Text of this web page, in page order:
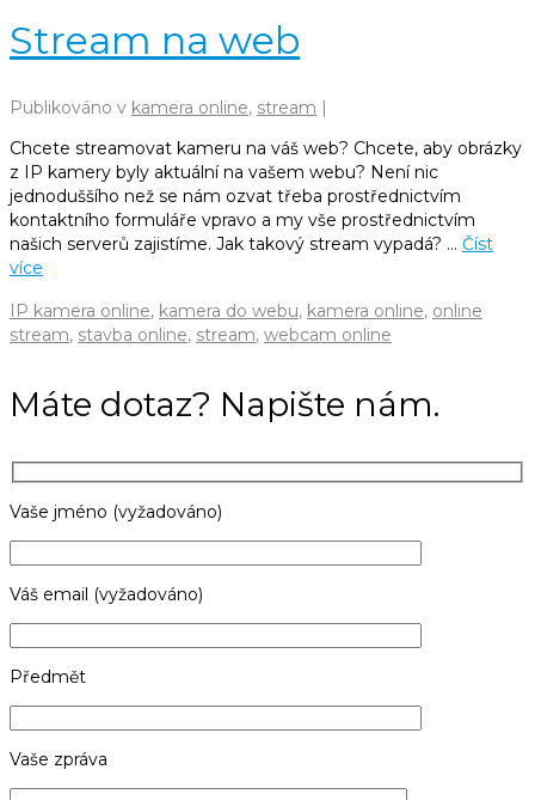
Stream na web
Publikováno v kamera online, stream
Chcete streamovat kameru na váš web? Chcete, aby obrázky
z IP kamery byly aktuální na vašem webu? Není nic
jednoduššího než se nám ozvat třeba prostřednictvím
kontaktního formuláře vpravo a my vše prostřednictvím
našich serverů zajistíme. Jak takový stream vypadá? … Číst
více
IP kamera online, kamera do webu, kamera online, online
stream, stavba online, stream, webcam online
Máte dotaz? Napište nám.
Vaše jméno (vyžadováno)
Váš email (vyžadováno)
Předmět
Vaše zpráva